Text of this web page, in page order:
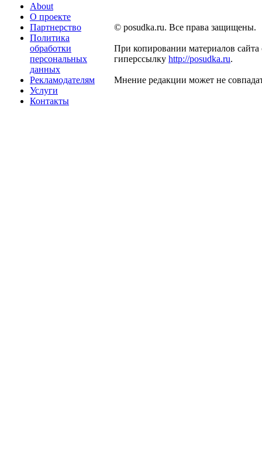
About
О проекте
Партнерство
Политика
обработки
персональных
данных
Рекламодателям
Услуги
Контакты
© posudka.ru. Все права защищены.
При копировании материалов сайта
гиперссылку http://posudka.ru.
Мнение редакции может не